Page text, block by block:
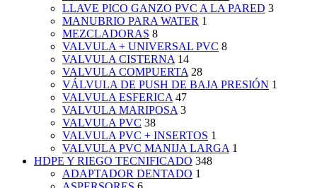
LLAVE PICO GANZO PVC A LA PARED 3
MANUBRIO PARA WATER 1
MEZCLADORAS 8
VALVULA + UNIVERSAL PVC 8
VALVULA CISTERNA 14
VALVULA COMPUERTA 28
VÁLVULA DE PUSH DE BAJA PRESIÓN 1
VALVULA ESFERICA 47
VALVULA MARIPOSA 3
VALVULA PVC 38
VALVULA PVC + INSERTOS 1
VALVULA PVC MANIJA LARGA 1
HDPE Y RIEGO TECNIFICADO 348
ADAPTADOR DENTADO 1